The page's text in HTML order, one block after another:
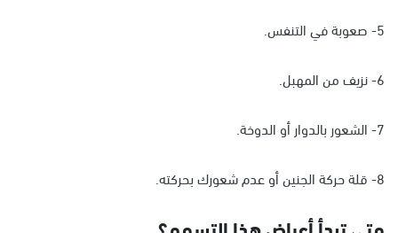
5- صعوبة في التنفس.
6- نزيف من المهبل.
7- الشعور بالدوار أو الدوخة.
8- قلة حركة الجنين أو عدم شعورك بحركته.